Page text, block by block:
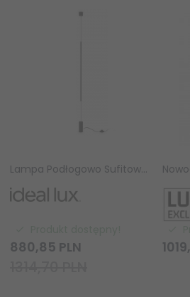
Lampa Podłogowo Sufitowa Tuba FILO PT 2700K 341125 IDEAL LUX
880,85 PLN 1019,